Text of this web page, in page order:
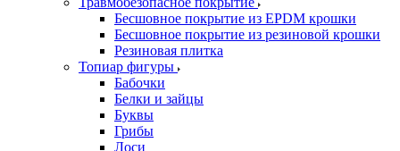
Бесшовное покрытие из EPDM крошки
Бесшовное покрытие из резиновой крошки
Резиновая плитка
Топиар фигуры
Бабочки
Белки и зайцы
Буквы
Грибы
Лоси